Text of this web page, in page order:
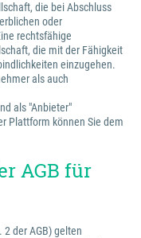
die bei Abschluss
oder
rechtsfähige
die mit der Fähigkeit
einzugehen.
als auch
als "Anbieter"
Plattform können Sie dem
AGB für
der AGB) gelten